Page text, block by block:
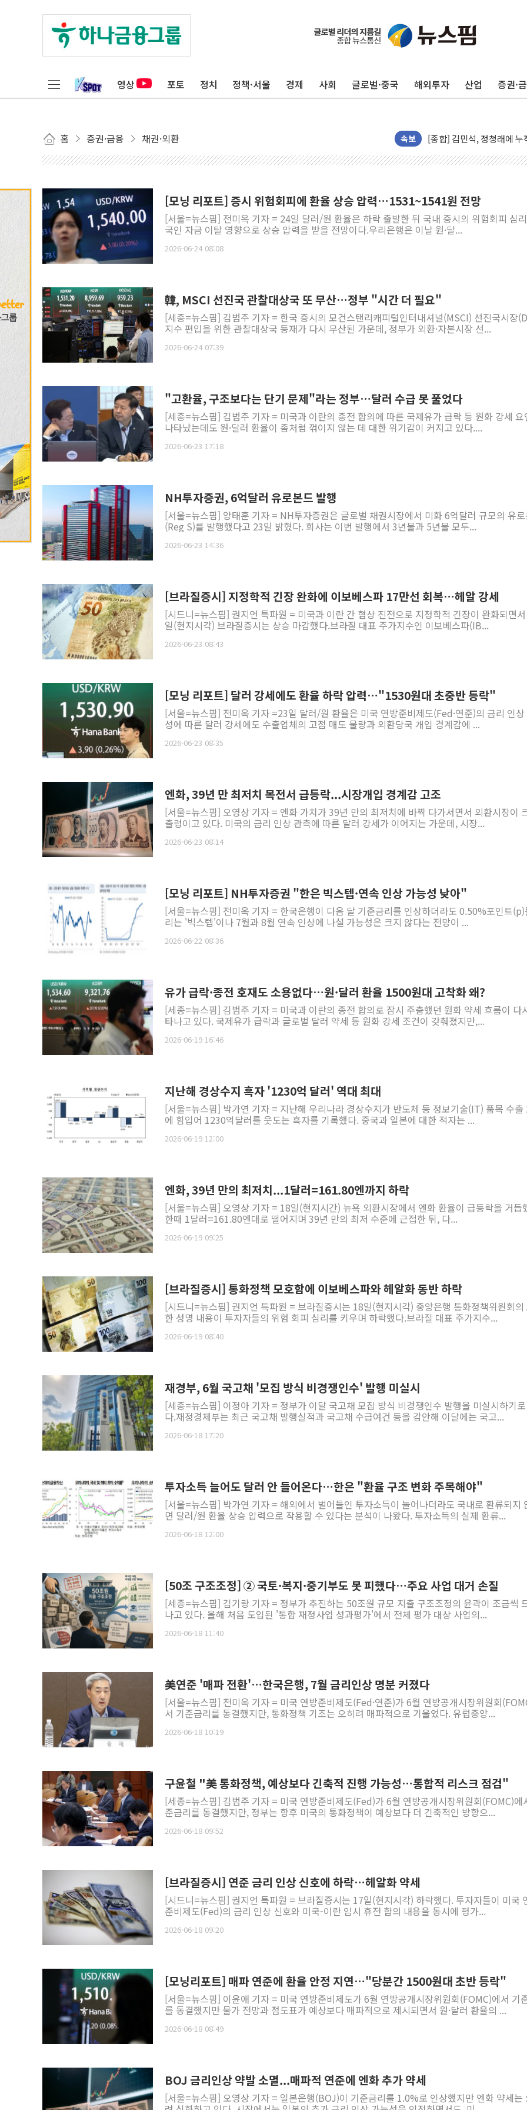
영상 포토 정치 정책·서울 경제 사회 글로벌·중국 해외투자 산업 증권·
홈 증권·금융 채권·외환 속보
평택 진위면 공장서 질식
포항 블루밸리 국가산단에
[종합] 김민석, 정청래에
민주당 경북도당위원장에
[속보] 민주, 강원·대구·
[속보] 민주, 경북 경선 결
최태원, 노소영에 9440억
하나금융, 명동 소상공인
인천시 광복절 현수막 '태
'호우·산사태 주의보' 울진
여야, 황희 '버스 하우스'
[모닝 리포트] 증시 위험회피에 환율 상승 압력…1531~1541원 전망
[서울=뉴스핌] 전미옥 기자 = 24일 달러/원 환율은 하락 출발한 뒤 국내 증시의 위험회피 심
국인 자금 이탈 영향으로 상승 압력을 받을 전망이다.우리은행은 이날 원·달...
2026-06-24 08:08
韓, MSCI 선진국 관찰대상국 또 무산…정부 "시간 더 필요"
[세종=뉴스핌] 김범주 기자 = 한국 증시의 모건스탠리캐피털인터내셔널(MSCI) 선진국시장
지수 편입을 위한 관찰대상국 등재가 다시 무산된 가운데, 정부가 외환·자본시장 선...
2026-06-24 07:39
"고환율, 구조보다는 단기 문제"라는 정부…달러 수급 못 풀었다
[세종=뉴스핌] 김범주 기자 = 미국과 이란의 종전 합의에 따른 국제유가 급락 등 원화 강세 요
나타났는데도 원·달러 환율이 좀처럼 꺾이지 않는 데 대한 위기감이 커지고 있다....
2026-06-23 17:18
NH투자증권, 6억달러 유로본드 발행
[서울=뉴스핌] 양태훈 기자 = NH투자증권은 글로벌 채권시장에서 미화 6억달러 규모의 유
(Reg S)를 발행했다고 23일 밝혔다. 회사는 이번 발행에서 3년물과 5년물 모두...
2026-06-23 14:36
[브라질증시] 지정학적 긴장 완화에 이보베스파 17만선 회복…헤알 강세
[시드니=뉴스핌] 권지언 특파원 = 미국과 이란 간 협상 진전으로 지정학적 긴장이 완화되면
일(현지시각) 브라질증시는 상승 마감했다.브라질 대표 주가지수인 이보베스파(IB...
2026-06-23 08:43
[모닝 리포트] 달러 강세에도 환율 하락 압력…"1530원대 초중반 등락"
[서울=뉴스핌] 전미옥 기자 =23일 달러/원 환율은 미국 연방준비제도(Fed·연준)의 금리 인
성에 따른 달러 강세에도 수출업체의 고점 매도 물량과 외환당국 개입 경계감에 ...
2026-06-23 08:35
엔화, 39년 만 최저치 목전서 급등락...시장개입 경계감 고조
[서울=뉴스핌] 오영상 기자 = 엔화 가치가 39년 만의 최저치에 바짝 다가서면서 외환시장이
출렁이고 있다. 미국의 금리 인상 관측에 따른 달러 강세가 이어지는 가운데, 시장...
2026-06-23 08:14
[모닝 리포트] NH투자증권 "한은 빅스텝·연속 인상 가능성 낮아"
[서울=뉴스핌] 전미옥 기자 = 한국은행이 다음 달 기준금리를 인상하더라도 0.50%포인트
리는 '빅스텝'이나 7월과 8월 연속 인상에 나설 가능성은 크지 않다는 전망이 ...
2026-06-22 08:36
유가 급락·종전 호재도 소용없다…원·달러 환율 1500원대 고착화 왜?
[세종=뉴스핌] 김범주 기자 = 미국과 이란의 종전 합의로 잠시 주춤했던 원화 약세 흐름이 다
타나고 있다. 국제유가 급락과 글로벌 달러 약세 등 원화 강세 조건이 갖춰졌지만,...
2026-06-19 16:46
지난해 경상수지 흑자 '1230억 달러' 역대 최대
[서울=뉴스핌] 박가연 기자 = 지난해 우리나라 경상수지가 반도체 등 정보기술(IT) 품목 수출
에 힘입어 1230억달러를 웃도는 흑자를 기록했다. 중국과 일본에 대한 적자는 ...
2026-06-19 12:00
엔화, 39년 만의 최저치...1달러=161.80엔까지 하락
[서울=뉴스핌] 오영상 기자 = 18일(현지시간) 뉴욕 외환시장에서 엔화 환율이 급등락을 거듭
한때 1달러=161.80엔대로 떨어지며 39년 만의 최저 수준에 근접한 뒤, 다...
2026-06-19 09:25
[브라질증시] 통화정책 모호함에 이보베스파와 헤알화 동반 하락
[시드니=뉴스핌] 권지언 특파원 = 브라질증시는 18일(현지시각) 중앙은행 통화정책위원회의
한 성명 내용이 투자자들의 위험 회피 심리를 키우며 하락했다.브라질 대표 주가지수...
2026-06-19 08:40
재경부, 6월 국고채 '모집 방식 비경쟁인수' 발행 미실시
[세종=뉴스핌] 이정아 기자 = 정부가 이달 국고채 모집 방식 비경쟁인수 발행을 미실시하기
다.재정경제부는 최근 국고채 발행실적과 국고채 수급여건 등을 감안해 이달에는 국고...
2026-06-18 17:20
투자소득 늘어도 달러 안 들어온다…한은 "환율 구조 변화 주목해야"
[서울=뉴스핌] 박가연 기자 = 해외에서 벌어들인 투자소득이 늘어나더라도 국내로 환류되지
면 달러/원 환율 상승 압력으로 작용할 수 있다는 분석이 나왔다. 투자소득의 실제 환류...
2026-06-18 12:00
[50조 구조조정] ② 국토·복지·중기부도 못 피했다…주요 사업 대거 손질
[세종=뉴스핌] 김기랑 기자 = 정부가 추진하는 50조원 규모 지출 구조조정의 윤곽이 조금씩
나고 있다. 올해 처음 도입된 '통합 재정사업 성과평가'에서 전체 평가 대상 사업의...
2026-06-18 11:40
美연준 '매파 전환'…한국은행, 7월 금리인상 명분 커졌다
[서울=뉴스핌] 전미옥 기자 = 미국 연방준비제도(Fed·연준)가 6월 연방공개시장위원회
서 기준금리를 동결했지만, 통화정책 기조는 오히려 매파적으로 기울었다. 유럽중앙...
2026-06-18 10:19
구윤철 "美 통화정책, 예상보다 긴축적 진행 가능성…통합적 리스크 점검"
[세종=뉴스핌] 김범주 기자 = 미국 연방준비제도(Fed)가 6월 연방공개시장위원회(FOMC)에
준금리를 동결했지만, 정부는 향후 미국의 통화정책이 예상보다 더 긴축적인 방향으...
2026-06-18 09:52
[브라질증시] 연준 금리 인상 신호에 하락…헤알화 약세
[시드니=뉴스핌] 권지언 특파원 = 브라질증시는 17일(현지시각) 하락했다. 투자자들이 미국
준비제도(Fed)의 금리 인상 신호와 미국-이란 임시 휴전 합의 내용을 동시에 평가...
2026-06-18 09:20
[모닝리포트] 매파 연준에 환율 안정 지연…"당분간 1500원대 초반 등락"
[서울=뉴스핌] 이윤애 기자 = 미국 연방준비제도가 6월 연방공개시장위원회(FOMC)에서 기
를 동결했지만 물가 전망과 점도표가 예상보다 매파적으로 제시되면서 원·달러 환율의 ...
2026-06-18 08:49
BOJ 금리인상 약발 소멸...매파적 연준에 엔화 추가 약세
[서울=뉴스핌] 오영상 기자 = 일본은행(BOJ)이 기준금리를 1.0%로 인상했지만 엔화 약세는